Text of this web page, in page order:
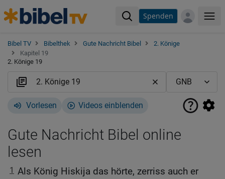
Spenden
Bibel TV Bibelthek Gute Nachricht Bibel
2. Könige
Kapitel 19
2. Könige 19
Vorlesen Videos einblenden
Gute Nachricht Bibel online
lesen
1 Als König Hiskija das hörte, zerriss auch er